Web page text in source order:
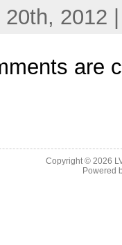
20th, 2012
are
Copyright © 2026
Powered